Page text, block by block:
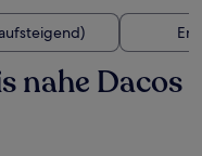
nahe Dacos